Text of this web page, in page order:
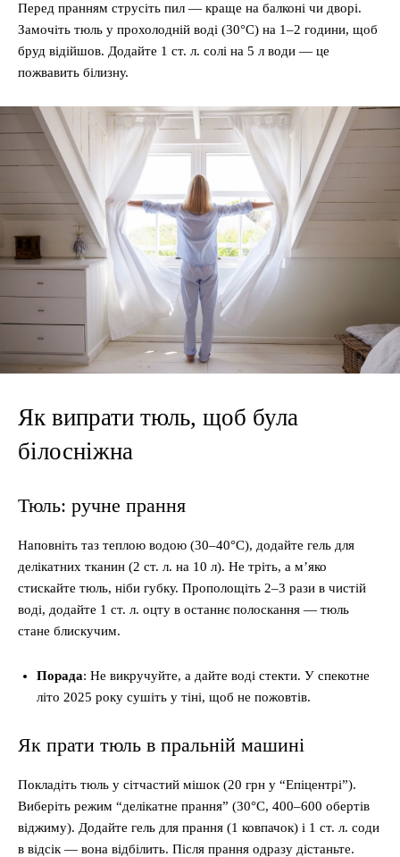
Перед пранням струсіть пил — краще на балконі чи дворі.
Замочіть тюль у прохолодній воді (30°C) на 1–2 години, щоб
бруд відійшов. Додайте 1 ст. л. солі на 5 л води — це
пожвавить білизну.
Як випрати тюль, щоб була
білосніжна
Тюль: ручне прання
Наповніть таз теплою водою (30–40°C), додайте гель для
делікатних тканин (2 ст. л. на 10 л). Не тріть, а м’яко
стискайте тюль, ніби губку. Прополощіть 2–3 рази в чистій
воді, додайте 1 ст. л. оцту в останнє полоскання — тюль
стане блискучим.
Порада: Не викручуйте, а дайте воді стекти. У спекотне
літо 2025 року сушіть у тіні, щоб не пожовтів.
Як прати тюль в пральній машині
Покладіть тюль у сітчастий мішок (20 грн у “Епіцентрі”).
Виберіть режим “делікатне прання” (30°C, 400–600 обертів
віджиму). Додайте гель для прання (1 ковпачок) і 1 ст. л. соди
в відсік — вона відбілить. Після прання одразу дістаньте.